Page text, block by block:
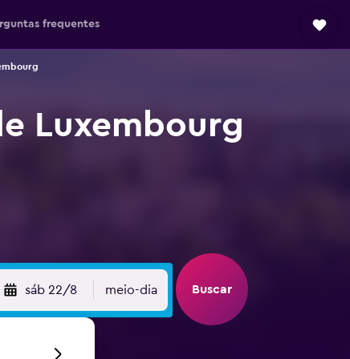
frequentes
Luxembourg
sáb 22/8 meio-dia Buscar